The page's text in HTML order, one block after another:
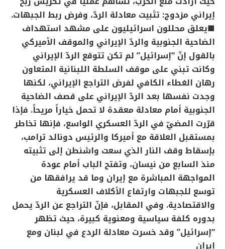
إيراني مزدوج: تثبيت معادلة الردّ، وفرض ربط الجبهات.
■يعلق محللون اسرائيليون على مشهد استهداف
الضاحية الجنوبية والردّ الإيراني والموقف الأميركي
بالقول إنّ “إسرائيل” لم تكن تتوقع الردّ الإيراني
وكانت تبني على موقف السلطة اللبنانية المتعاون
رهان الغطاء الكافي لفرض التراجع الإيراني، لكنها
وجدت نفسها بعد الردّ الإيراني على قصف الضاحية
الجنوبية أمام معادلة معقدة لا تحمل خياراً مريحاً. فإذا
قرّرت المضيّ في الردّ العسكري الواسع، فإنها تخاطر
بمستقبل العلاقة مع أميركا والرئيس دونالد ترامب،
بإسقاط وقف النار الذي سعت واشنطن إلى تثبيته
منذ السابع من نيسان، وتفتح الباب أمام عودة
المواجهة المباشرة مع إيران وما قد يرافقها من
توسع للجبهات وارتفاع الأكلاف العسكرية
والاقتصادية. وفي المقابل، فإنّ التراجع عن الردّ يحمل
بدوره كلفة سياسية ومعنوية كبيرة، حيث تظهر
“إسرائيل” وقد خسرت معادلة الردع في لبنان ومع